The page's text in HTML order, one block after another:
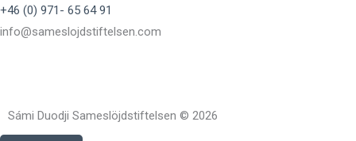
+46 (0) 971- 65 64 91
info@sameslojdstiftelsen.com
Sámi Duodji Sameslöjdstiftelsen © 2026